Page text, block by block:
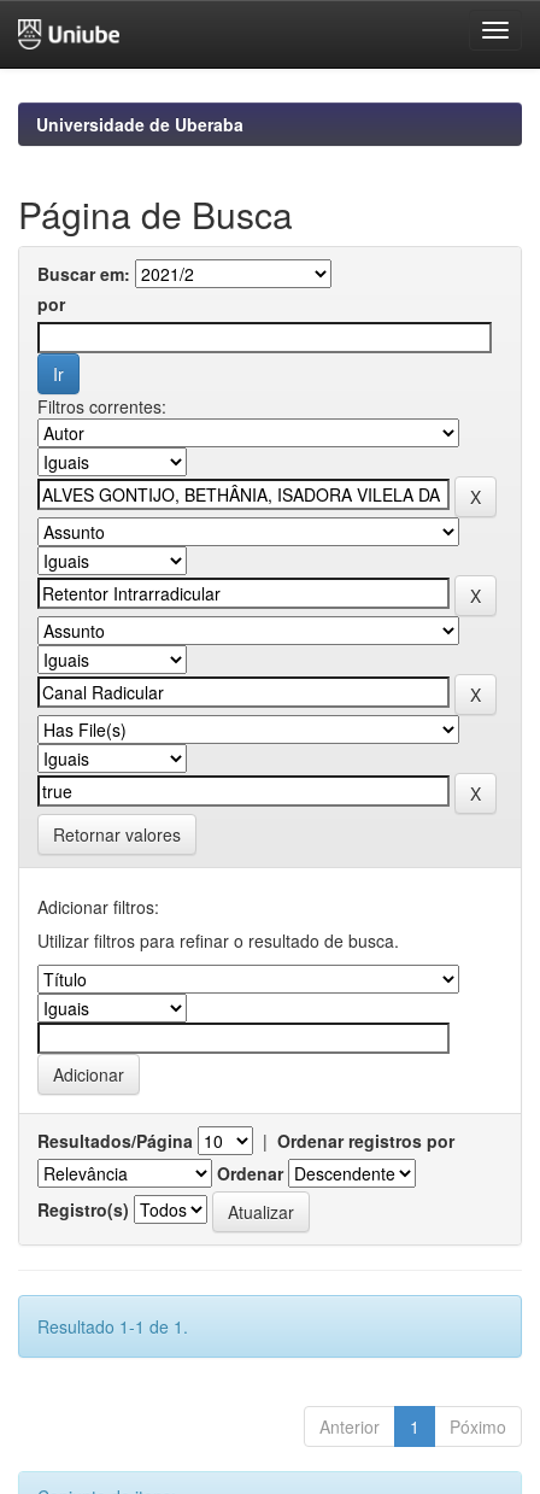
navigationUniversidade de Uberaba
Página de Busca
Buscar em:
por
Filtros correntes:
Retornar valores
Adicionar filtros:
Utilizar filtros para refinar o resultado de busca.
Resultados/Página | Ordenar registros por
Ordenar
Registro(s)
Resultado 1-1 de 1.
Anterior 1 Póximo